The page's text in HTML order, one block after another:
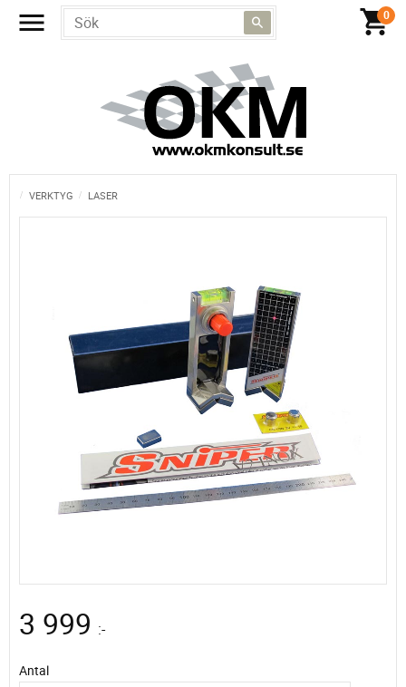
VERKTYG LASER
3 999 :-
Antal